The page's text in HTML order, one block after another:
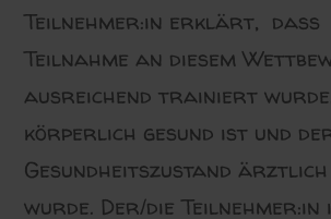
Teilnehmer:in erklärt,
Teilnahme an diesem
ausreichend trainiert
körperlich gesund ist und
Gesundheitszustand
wurde. Der/die